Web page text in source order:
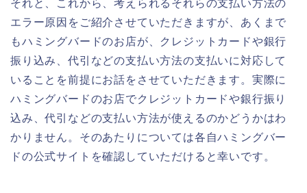
それと、これから、考えられるそれらの支払い方法の
エラー原因をご紹介させていただきますが、あくまで
もハミングバードのお店が、クレジットカードや銀行
振り込み、代引などの支払い方法の支払いに対応して
いることを前提にお話をさせていただきます。実際に
ハミングバードのお店でクレジットカードや銀行振り
込み、代引などの支払い方法が使えるのかどうかはわ
かりません。そのあたりについては各自ハミングバー
ドの公式サイトを確認していただけると幸いです。